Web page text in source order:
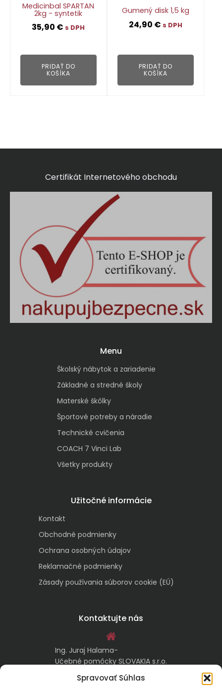
Spravovať Súhlas
Medicinbal SPARTAN
2kg - syntetik
35,90 € s DPH
PRIDAŤ DO
KOŠÍKA
Gumený disk 1,5 kg
24,90 € s DPH
PRIDAŤ DO
KOŠÍKA
Certifikát Internetového obchodu
Menu
Školský nábytok a zariadenie
Základné a stredné školy
Materské škôlky
Športové potreby a náradie
Technické cvičenia
COACH 7 Vinci Lab
Všetky produkty
Užitočné informácie
Kontakt
Obchodné podmienky
Ochrana osobných údajov
Reklamačné podmienky
Zásady používania súborov cookie (EÚ)
Kontaktujte nás
Ing. Juraj Halama-
Učebné pomôcky SLOVAKIA s.r.o.
974 05 Banská Bystrica